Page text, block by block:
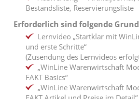
Bestandsliste, Reservierungsliste
Erforderlich sind folgende
Lernvideo „Startklar mit
und erste Schritte“
(Zusendung des Lernvideos
„WinLine Warenwirtschaft
FAKT Basics“
„WinLine Warenwirtschaft